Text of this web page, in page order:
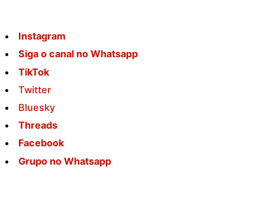
Instagram
Siga o canal no Whatsapp
TikTok
Twitter
Bluesky
Threads
Facebook
Grupo no Whatsapp